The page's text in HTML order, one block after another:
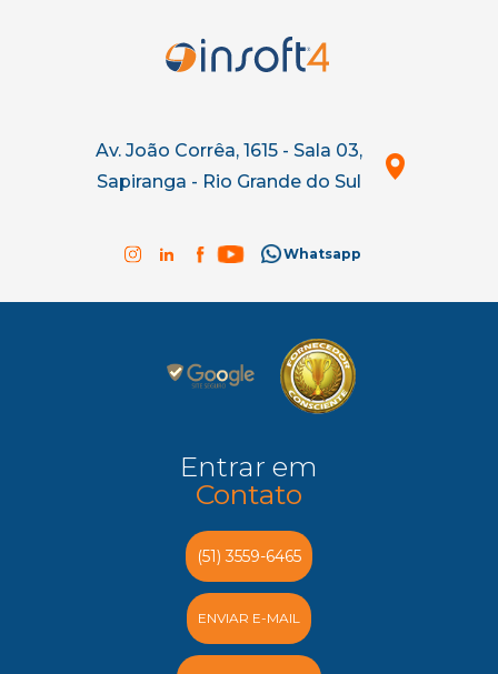
Av. João Corrêa, 1615 - Sala 03,
Sapiranga - Rio Grande do Sul
Whatsapp
Entrar em
Contato
(51) 3559-6465
ENVIAR E-MAIL